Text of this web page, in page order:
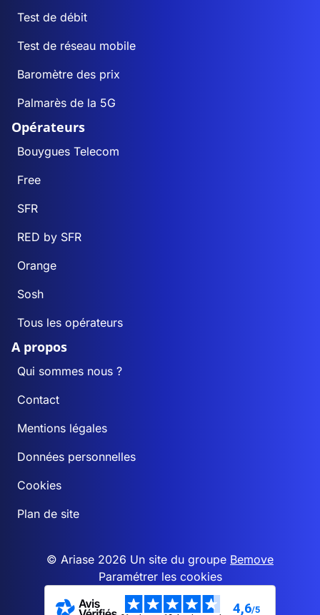
Test de débit
Test de réseau mobile
Baromètre des prix
Palmarès de la 5G
Opérateurs
Bouygues Telecom
Free
SFR
RED by SFR
Orange
Sosh
Tous les opérateurs
A propos
Qui sommes nous ?
Contact
Mentions légales
Données personnelles
Cookies
Plan de site
© Ariase 2026 Un site du groupe Bemove
Paramétrer les cookies
4,6/5